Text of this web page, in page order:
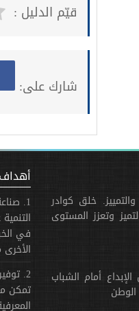
قيّم الدليل :
شارك على:
خلق كوادر
وتعزز المستوى
أمام الشباب
الوطن
1.
في
2.
تمكن